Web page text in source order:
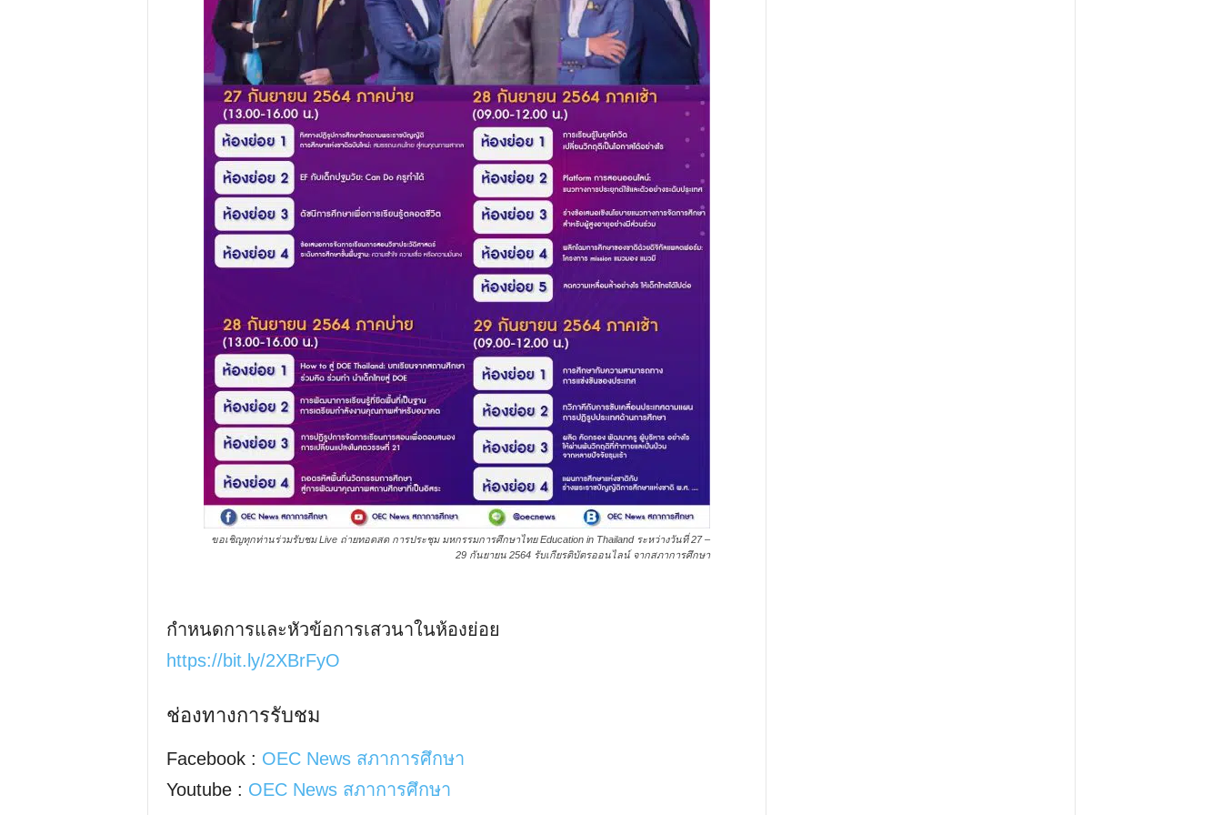
ขอเชิญทุกท่านร่วมรับชม Live ถ่ายทอดสด การประชุม มหกรรมการศึกษาไทย Education in Thailand ระหว่างวันที่ 27 –
29 กันยายน 2564 รับเกียรติบัตรออนไลน์ จากสภาการศึกษา
กำหนดการและหัวข้อการเสวนาในห้องย่อย
https://bit.ly/2XBrFyO
ช่องทางการรับชม
Facebook : OEC News สภาการศึกษา
Youtube : OEC News สภาการศึกษา